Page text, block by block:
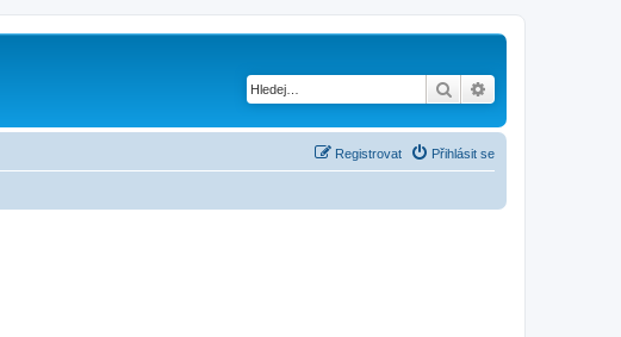
Hledat
Přihlásit se
Registrovat